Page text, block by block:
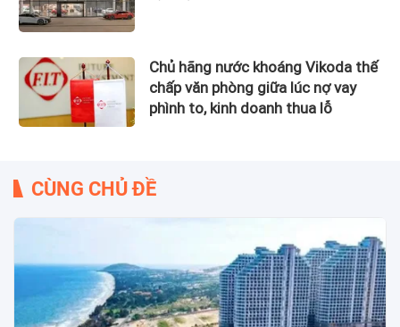
Chủ hãng nước khoáng Vikoda thế
chấp văn phòng giữa lúc nợ vay
phình to, kinh doanh thua lỗ
CÙNG CHỦ ĐỀ